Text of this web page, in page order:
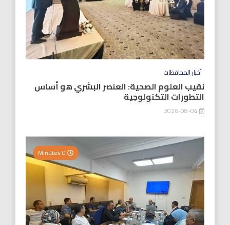
أخبار المحافظات
نقيب العلوم الصحية: العنصر البشري هو أساس
التطورات التكنولوجية